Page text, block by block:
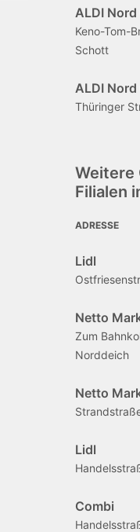
ALDI Nord
Keno-Tom-
Schott
ALDI Nord
Thüringer
Weitere
Filialen
ADRESSE
Lidl
Netto
Zum
Norddeich
Netto
Lidl
Combi